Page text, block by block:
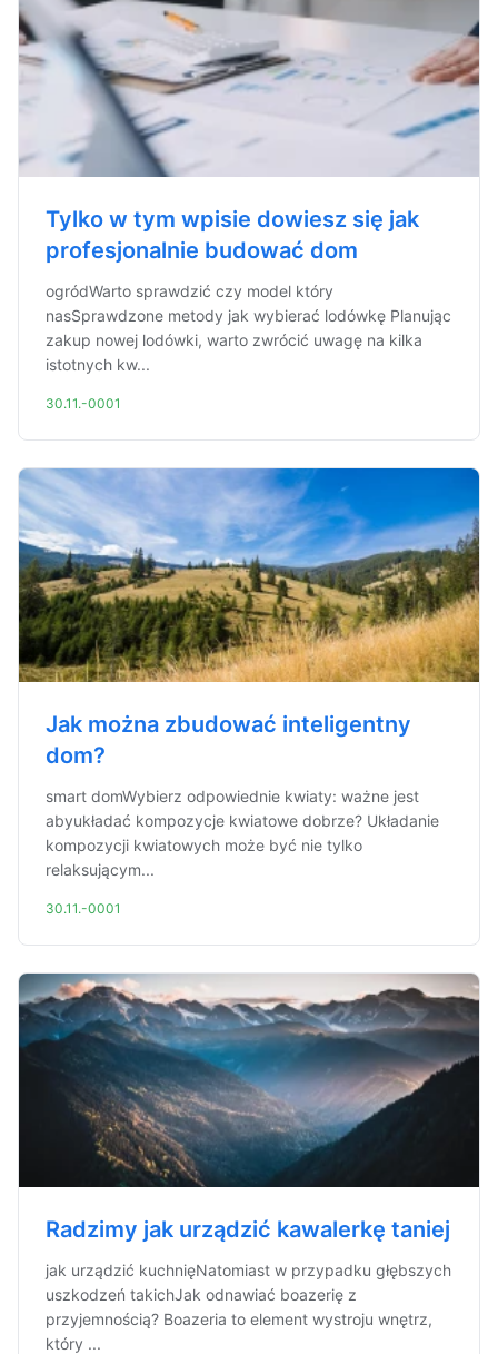
Tylko w tym wpisie dowiesz się jak
profesjonalnie budować dom
ogródWarto sprawdzić czy model który
nasSprawdzone metody jak wybierać lodówkę Planując
zakup nowej lodówki, warto zwrócić uwagę na kilka
istotnych kw...
30.11.-0001
Jak można zbudować inteligentny
dom?
smart domWybierz odpowiednie kwiaty: ważne jest
abyukładać kompozycje kwiatowe dobrze? Układanie
kompozycji kwiatowych może być nie tylko
relaksującym...
30.11.-0001
Radzimy jak urządzić kawalerkę taniej
jak urządzić kuchnięNatomiast w przypadku głębszych
uszkodzeń takichJak odnawiać boazerię z
przyjemnością? Boazeria to element wystroju wnętrz,
który ...